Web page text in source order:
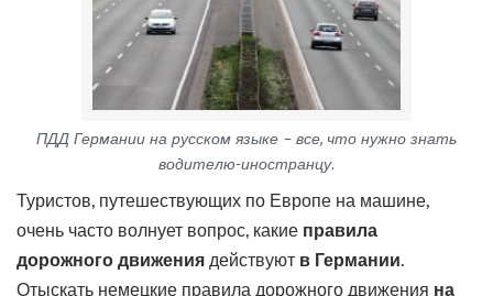
ПДД Германии на русском языке – все, что нужно знать
водителю-иностранцу.
Туристов, путешествующих по Европе на машине,
очень часто волнует вопрос, какие правила
дорожного движения действуют в Германии.
Отыскать немецкие правила дорожного движения на